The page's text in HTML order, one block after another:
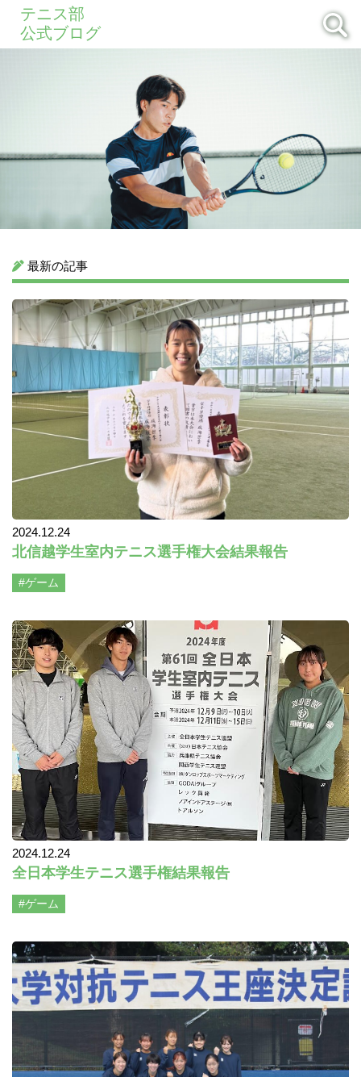
テニス部
公式ブログ
最新の記事
2024.12.24
北信越学生室内テニス選手権大会結果報告
#ゲーム
2024.12.24
全日本学生テニス選手権結果報告
#ゲーム